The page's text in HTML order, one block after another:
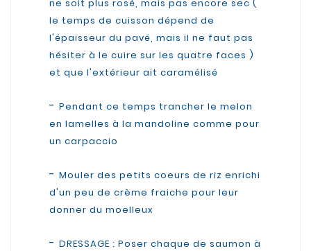
ne soit plus rosé, mais pas encore sec (
le temps de cuisson dépend de
l'épaisseur du pavé, mais il ne faut pas
hésiter à le cuire sur les quatre faces )
et que l'extérieur ait caramélisé
- Pendant ce temps trancher le melon
en lamelles à la mandoline comme pour
un carpaccio
- Mouler des petits coeurs de riz enrichi
d'un peu de crème fraiche pour leur
donner du moelleux
- DRESSAGE : Poser chaque de saumon à